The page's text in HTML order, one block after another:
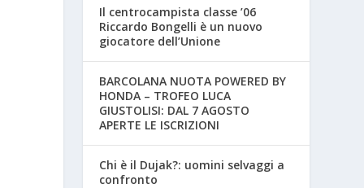
Il centrocampista classe ’06
Riccardo Bongelli è un nuovo
giocatore dell’Unione
BARCOLANA NUOTA POWERED BY
HONDA – TROFEO LUCA
GIUSTOLISI: DAL 7 AGOSTO
APERTE LE ISCRIZIONI
Chi è il Dujak?: uomini selvaggi a
confronto